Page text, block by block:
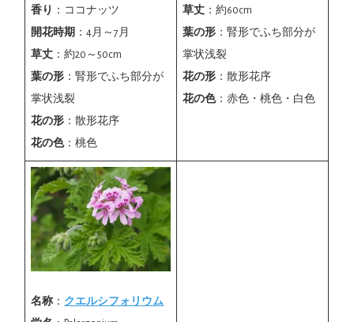
香り
：ココナッツ
開花時期 ：4月～7月
草丈 ：約20～50cm
葉の形 ：腎形でふち部分が
掌状浅裂
花の形 ：散形花序
花の色：桃色
草丈 ：約60cm
葉の形 ：腎形でふち部分が
掌状浅裂
花の形 ：散形花序
花の色：赤色・桃色・白色
名称 ： クエルシフォリウム